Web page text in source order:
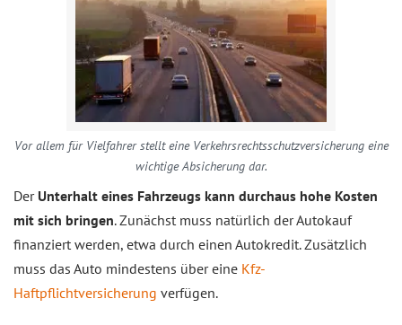
Vor allem für Vielfahrer stellt eine Verkehrsrechtsschutzversicherung eine
wichtige Absicherung dar.
Der Unterhalt eines Fahrzeugs kann durchaus hohe Kosten
mit sich bringen. Zunächst muss natürlich der Autokauf
finanziert werden, etwa durch einen Autokredit. Zusätzlich
muss das Auto mindestens über eine Kfz-
Haftpflichtversicherung verfügen.